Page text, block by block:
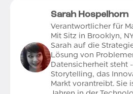
Sarah Hospelhorn
Verantwortlicher für
Mit Sitz in Brooklyn,
Sarah auf die
Lösung von
Datensicherheit steht
Storytelling, das
Markt vorantreibt. Sie